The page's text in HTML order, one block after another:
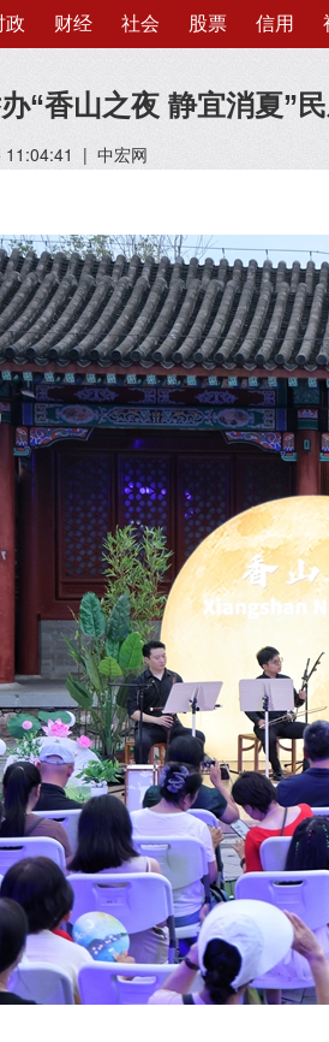
政 财经 社会 股票 信用
“香山之夜 静宜消夏”
11:04:41 | 中宏网